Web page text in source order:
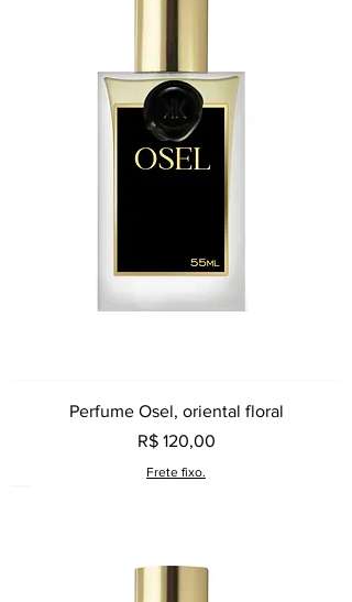
Perfume Osel, oriental floral
Preço
R$ 120,00
Frete fixo.